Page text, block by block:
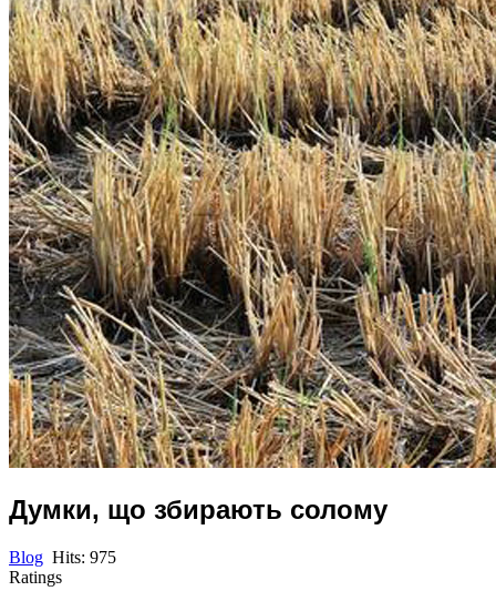
Думки, що збирають солому
Blog Hits: 975
Ratings